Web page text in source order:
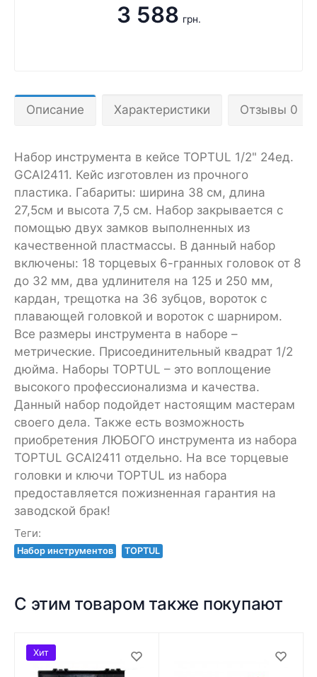
3 588 грн.
Описание Характеристики Отзывы 0
Набор инструмента в кейсе TOPTUL 1/2" 24ед.
GCAI2411. Кейс изготовлен из прочного
пластика. Габариты: ширина 38 см, длина
27,5см и высота 7,5 см. Набор закрывается с
помощью двух замков выполненных из
качественной пластмассы. В данный набор
включены: 18 торцевых 6-гранных головок от 8
до 32 мм, два удлинителя на 125 и 250 мм,
кардан, трещотка на 36 зубцов, вороток с
плавающей головкой и вороток с шарниром.
Все размеры инструмента в наборе –
метрические. Присоединительный квадрат 1/2
дюйма. Наборы TOPTUL – это воплощение
высокого профессионализма и качества.
Данный набор подойдет настоящим мастерам
своего дела. Также есть возможность
приобретения ЛЮБОГО инструмента из набора
TOPTUL GCAI2411 отдельно. На все торцевые
головки и ключи TOPTUL из набора
предоставляется пожизненная гарантия на
заводской брак!
Теги:
Набор инструментов TOPTUL
С этим товаром также покупают
Хит